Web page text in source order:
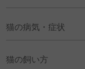
猫の病気・症状
猫の飼い方